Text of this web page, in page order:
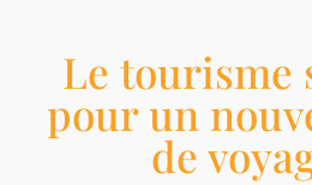
Le tourisme
pour un
de